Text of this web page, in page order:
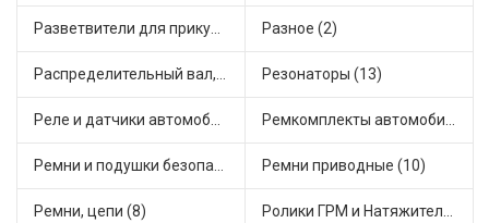
Разветвители для прикуривателя (3) Разное (2)
Распределительный вал, шестерни распределительного (7) Резонаторы (13)
Реле и датчики автомобильные (73) Ремкомплекты автомобильные (67)
Ремни и подушки безопасности (9) Ремни приводные (10)
Ремни, цепи (8) Ролики ГРМ и Натяжители (16)